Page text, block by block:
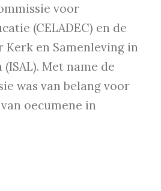
voor
(CELADEC) en de
Kerk en Samenleving in
Met name de
was van belang voor
oecumene in